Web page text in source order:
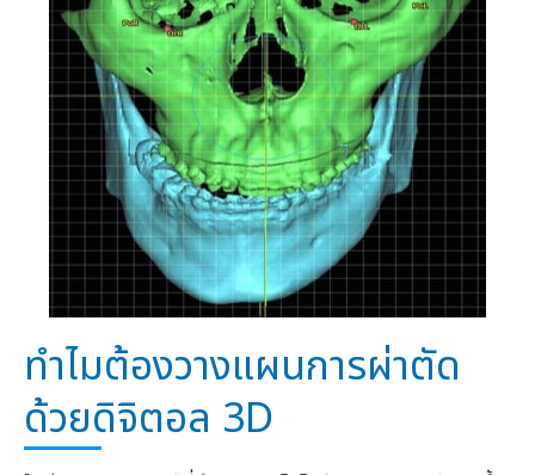
ทำไมต้องวางแผนการผ่าตัด
ด้วยดิจิตอล 3D